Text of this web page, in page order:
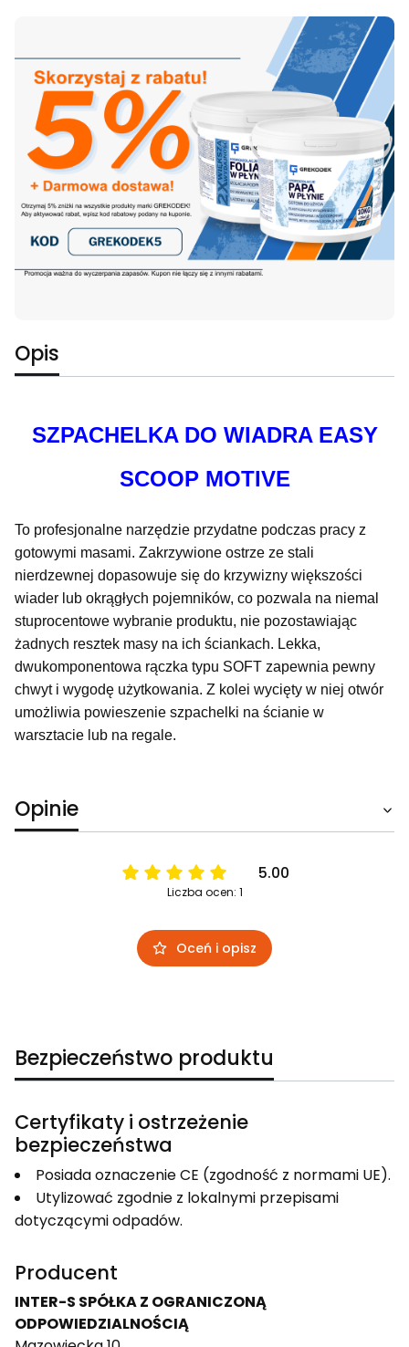
Opis
SZPACHELKA DO WIADRA EASY
SCOOP MOTIVE
To profesjonalne narzędzie przydatne podczas pracy z
gotowymi masami. Zakrzywione ostrze ze stali
nierdzewnej dopasowuje się do krzywizny większości
wiader lub okrągłych pojemników, co pozwala na niemal
stuprocentowe wybranie produktu, nie pozostawiając
żadnych resztek masy na ich ściankach. Lekka,
dwukomponentowa rączka typu SOFT zapewnia pewny
chwyt i wygodę użytkowania. Z kolei wycięty w niej otwór
umożliwia powieszenie szpachelki na ścianie w
warsztacie lub na regale.
Opinie
5.00
Liczba ocen: 1
Oceń i opisz
Bezpieczeństwo produktu
Certyfikaty i ostrzeżenie
bezpieczeństwa
Posiada oznaczenie CE (zgodność z normami UE).
Utylizować zgodnie z lokalnymi przepisami
dotyczącymi odpadów.
Producent
INTER-S SPÓŁKA Z OGRANICZONĄ
ODPOWIEDZIALNOŚCIĄ